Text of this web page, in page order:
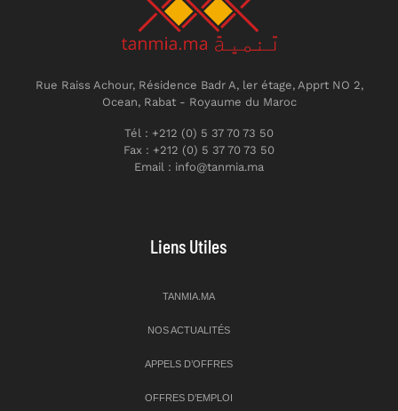
Rue Raiss Achour, Résidence Badr A, ler étage, Apprt NO 2,
Ocean, Rabat - Royaume du Maroc
Tél : +212 (0) 5 37 70 73 50
Fax : +212 (0) 5 37 70 73 50
Email : info@tanmia.ma
Liens Utiles
TANMIA.MA
NOS ACTUALITÉS
APPELS D’OFFRES
OFFRES D’EMPLOI